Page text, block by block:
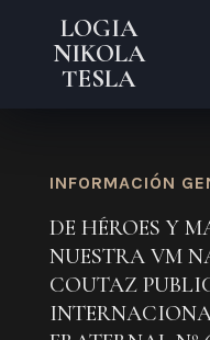
LOGIA
NIKOLA
TESLA
INFORMACIÓN
DE HÉROES Y
NUESTRA VM
COUTAZ